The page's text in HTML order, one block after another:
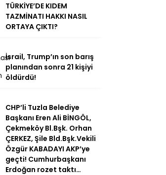
TÜRKİYE’DE KIDEM
TAZMİNATI HAKKI NASIL
ORTAYA ÇIKTI?
İsrail, Trump’ın son barış
planından sonra 21 kişiyi
öldürdü!
CHP’li Tuzla Belediye
Başkanı Eren Ali BİNGÖL,
Çekmeköy Bl.Bşk. Orhan
ÇERKEZ, Şile Bld.Bşk.Vekili
Özgür KABADAYI AKP’ye
geçti! Cumhurbaşkanı
Erdoğan rozet taktı…